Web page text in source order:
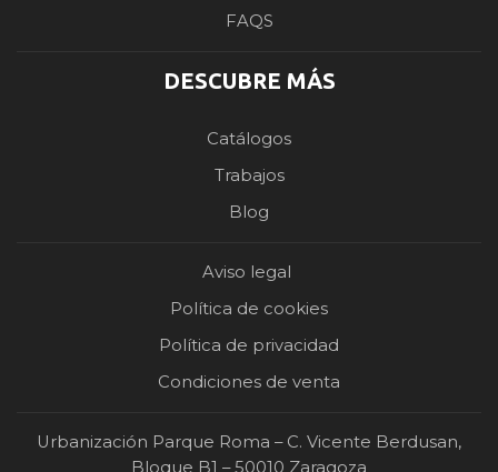
FAQS
DESCUBRE MÁS
Catálogos
Trabajos
Blog
Aviso legal
Política de cookies
Política de privacidad
Condiciones de venta
Urbanización Parque Roma – C. Vicente Berdusan,
Bloque B1 – 50010 Zaragoza